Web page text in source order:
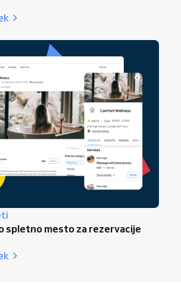
spletno mesto za rezervacije